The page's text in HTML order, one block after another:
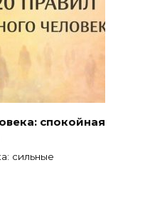
спокойная
сильные